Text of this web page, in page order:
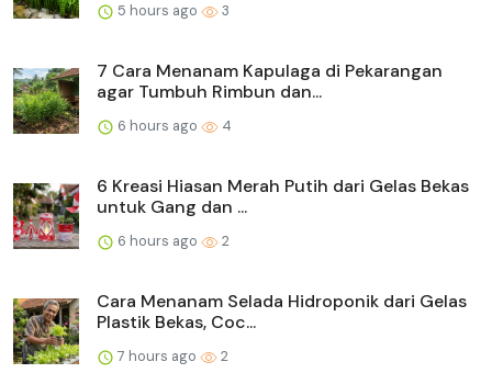
5 hours ago 3
7 Cara Menanam Kapulaga di Pekarangan
agar Tumbuh Rimbun dan...
6 hours ago 4
6 Kreasi Hiasan Merah Putih dari Gelas Bekas
untuk Gang dan ...
6 hours ago 2
Cara Menanam Selada Hidroponik dari Gelas
Plastik Bekas, Coc...
7 hours ago 2